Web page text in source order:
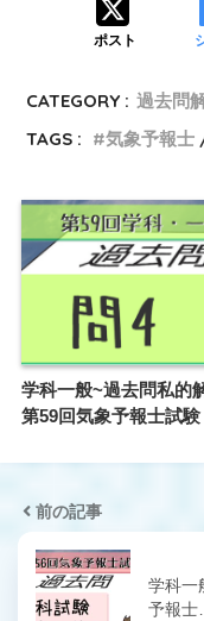
ポスト
CATEGORY : 過去問
TAGS :
気象予報士
学科一般~過去問私的
第59回気象予報士試
前の記事
学科一
予報士…